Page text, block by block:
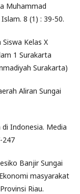
Muhammad
8 (1) : 39-50.
Kelas X
1 Surakarta
Surakarta)
Aliran Sungai
Indonesia. Media
247
Banjir Sungai
masyarakat
Riau.